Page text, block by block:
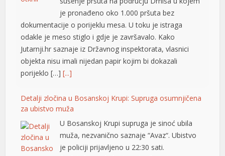
je pronađeno oko 1.000 pršuta bez
dokumentacije o porijeklu mesa. U toku je istraga
odakle je meso stiglo i gdje je završavalo. Kako
Jutarnji.hr saznaje iz Državnog inspektorata, vlasnici
objekta nisu imali nijedan papir kojim bi dokazali
porijeklo […][...]
Detalji zločina u Bosanskoj Krupi: Supruga osumnjičena
za ubistvo muža
U Bosanskoj Krupi supruga je sinoć ubila
muža, nezvanično saznaje “Avaz“. Ubistvo
je policiji prijavljeno u 22:30 sati.